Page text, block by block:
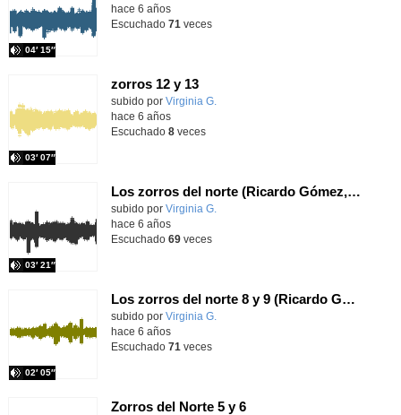
04′ 15″
hace 6 años
Escuchado 71 veces
zorros 12 y 13
Contenido educativo.
subido por Virginia G.
03′ 07″
hace 6 años
Escuchado 8veces
Los zorros del norte (Ricardo Gómez, Edelvives)10 y 11
Contenido educativo.
subido por Virginia G.
03′ 21″
hace 6 años
Escuchado 69veces
Los zorros del norte 8 y 9 (Ricardo Gómez, Edelvives)
Contenido educativo.
subido por Virginia G.
02′ 05″
hace 6 años
Escuchado 71 veces
Zorros del Norte 5 y 6